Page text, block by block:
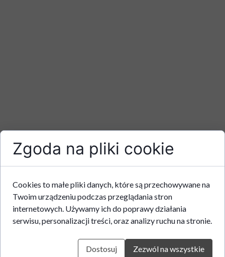
Zgoda na pliki cookie
Cookies to małe pliki danych, które są przechowywane na
Twoim urządzeniu podczas przeglądania stron
internetowych. Używamy ich do poprawy działania
serwisu, personalizacji treści, oraz analizy ruchu na stronie.
Dostosuj Zezwól na wszystkie